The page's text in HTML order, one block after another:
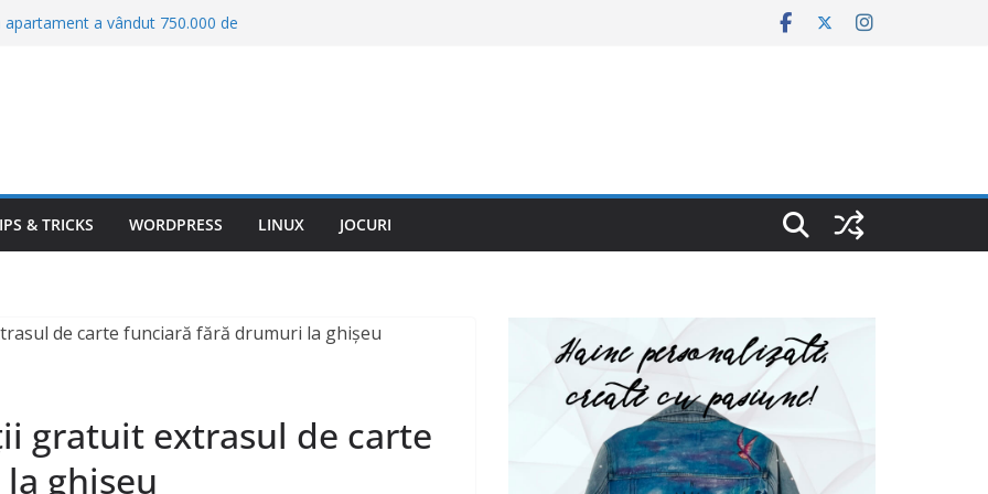
a vândut 750.000 de
cum nu a mai fost văzut.
ar putea explica furtunile solare
intră într-un jaf scăpat de sub
& TRICKS WORDPRESS LINUX JOCURI
gratuit extrasul de carte
ghișeu